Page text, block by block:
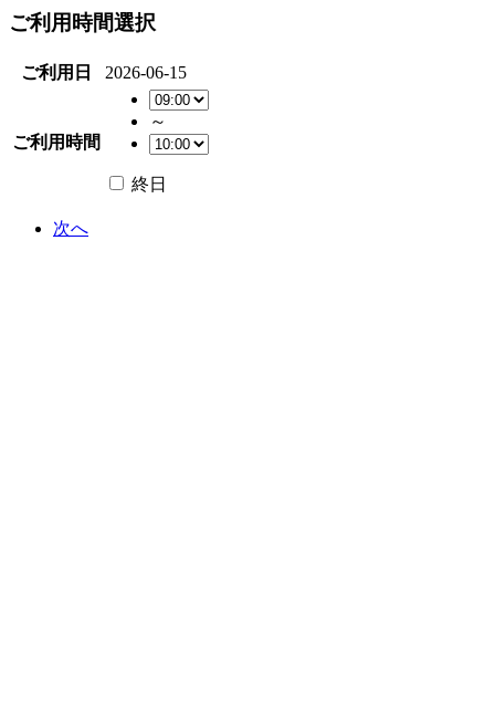
ご利用時間選択
ご利用日 2026-06-15
ご利用時間
～
終日
次へ